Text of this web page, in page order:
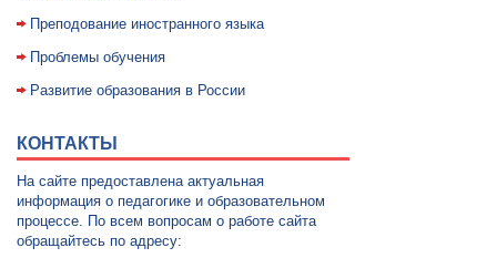
Преподование иностранного языка
Проблемы обучения
Развитие образования в России
КОНТАКТЫ
На сайте предоставлена актуальная
информация о педагогике и образовательном
процессе. По всем вопросам о работе сайта
обращайтесь по адресу: